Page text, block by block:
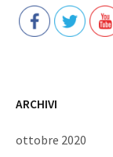
ARCHIVI
ottobre 2020